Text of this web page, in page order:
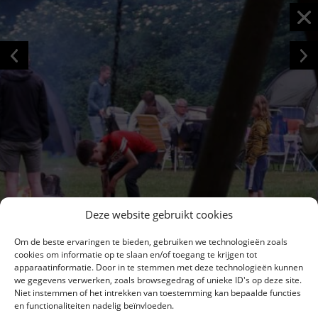
Deze website gebruikt cookies
Om de beste ervaringen te bieden, gebruiken we technologieën zoals
cookies om informatie op te slaan en/of toegang te krijgen tot
apparaatinformatie. Door in te stemmen met deze technologieën kunnen
we gegevens verwerken, zoals browsegedrag of unieke ID's op deze site.
Niet instemmen of het intrekken van toestemming kan bepaalde functies
en functionaliteiten nadelig beïnvloeden.